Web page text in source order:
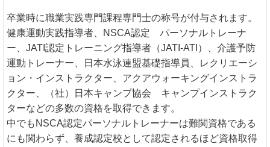
卒業時に職業実践専門課程専門士の称号が付与されます。
健康運動実践指導者、NSCA認定 パーソナルトレーナ
ー、JATI認定トレーニング指導者（JATI-ATI）、介護予防
運動トレーナー、日本水泳連盟基礎指導員、レクリエーシ
ョン・インストラクター、アクアウォーキングインストラ
クター、（社）日本キャンプ協会 キャンプインストラク
ターなどの多数の資格を取得できます。
中でもNSCA認定パーソナルトレーナーは難関資格である
にも関わらず、養成認定校として認定されるほど資格取得